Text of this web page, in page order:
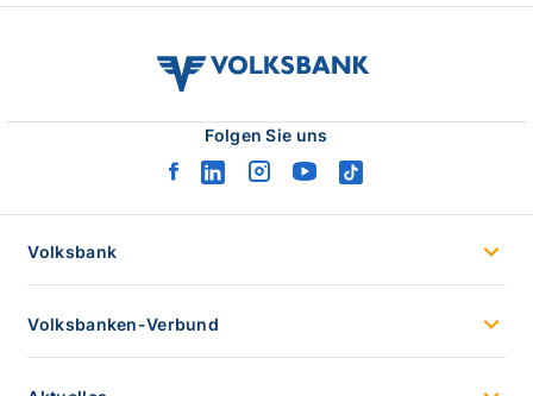
volksbank
Folgen Sie uns
facebook
linkedininstagram
youtubetiktok
Volksbank
Volksbanken-Verbund